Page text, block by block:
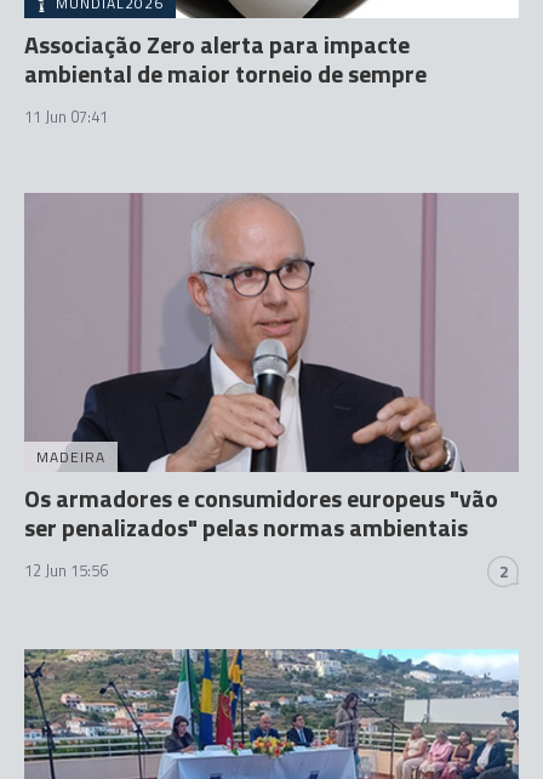
Associação Zero alerta para impacte
ambiental de maior torneio de sempre
11 Jun 07:41
MADEIRA
Os armadores e consumidores europeus "vão
ser penalizados" pelas normas ambientais
12 Jun 15:56 2